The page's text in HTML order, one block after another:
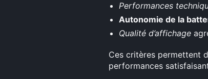
Performances
Autonomie de la
Qualité d’affichage
Ces critères permettent
performances